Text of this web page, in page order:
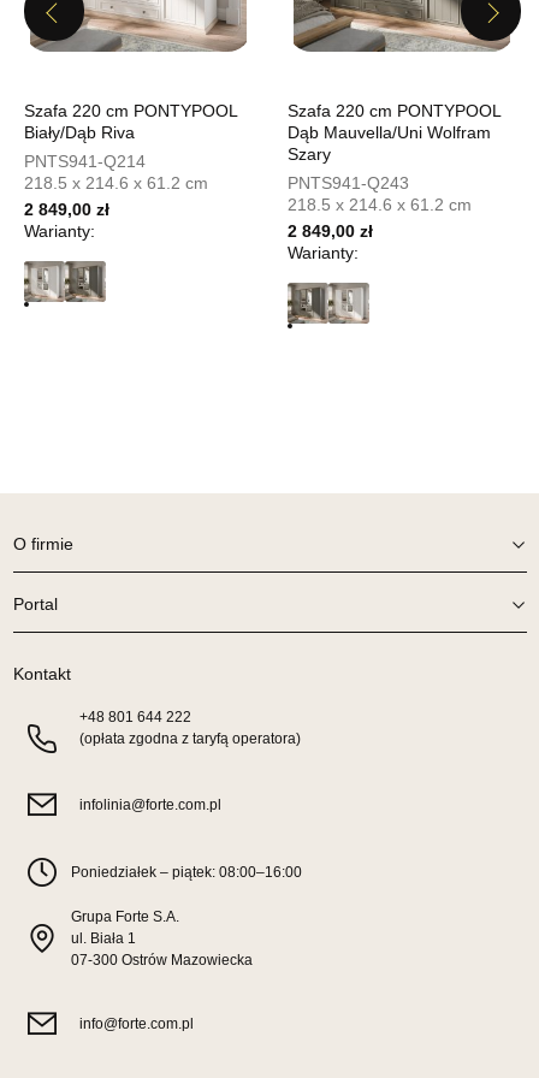
66-600 KROSNO ODRZAŃSKIE
Nr tel.508100164
Godziny otwarcia
Pn-Pt: 09:00-17:00, Sb: 09:00-14:00
Wybierz
SALON MEBLOWY ORION
Wybierz
Salon meblowy
UL.DWORCOWA 4
83-340 SIERAKOWICE
Adres e-mail:
Godziny otwarcia
SALON MEBLOWY PRYM
Salon meblowy
Previous
Szafa 220 cm PONTYPOOL
Biały/Dąb Riva
PNTS941-Q214
218.5 x 214.6 x 61.2 cm
2 849,00 zł
Warianty:
Szafa 220 cm PONTYPOOL
Dąb Mauvella/Uni Wolfram
Szary
PNTS941-Q243
218.5 x 214.6 x 61.2 cm
2 849,00 zł
Warianty:
Next
O firmie
Portal
Kontakt
+48 801 644 222
(opłata zgodna z taryfą operatora)
infolinia@forte.com.pl
Poniedziałek – piątek: 08:00–16:00
Grupa Forte S.A.
ul. Biała 1
07-300 Ostrów Mazowiecka
info@forte.com.pl